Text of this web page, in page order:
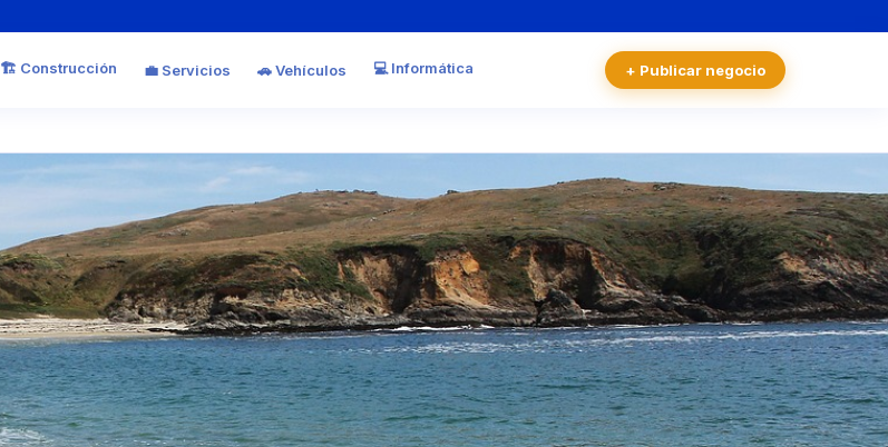
🏗️ Construcción 💼 Servicios 🚗 Vehículos 💻 Informática + Publicar negocio